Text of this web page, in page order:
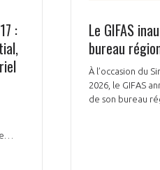
:
Le GIFAS
bureau
À l’occasion du
2026, le GIFAS
de son bureau